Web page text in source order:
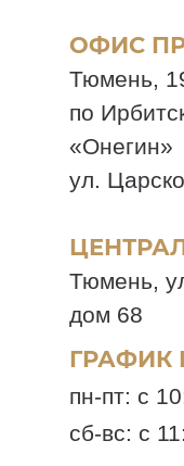
ОФИС
Тюмень,
по
«Онегин»
ул.
Тюмень,
дом 68
ГРАФИК
пн-пт: с
сб-вс: с